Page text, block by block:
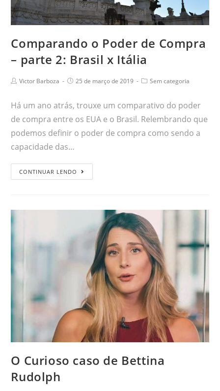
Comparando o Poder de Compra
– parte 2: Brasil x Itália
Victor Barboza 25 de março de 2019 Sem categoria
Há um ano atrás, trouxe um comparativo do poder
de compra entre os EUA e o Brasil. Relembrando que
podemos definir o poder de compra como sendo a
capacidade das…
CONTINUAR LENDO
O Curioso caso de Bettina
Rudolph